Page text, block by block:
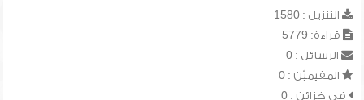
التنزيل : 1580
قراءة: 5779
الرسائل : 0
المقيميّن : 0
في خزائن : 0